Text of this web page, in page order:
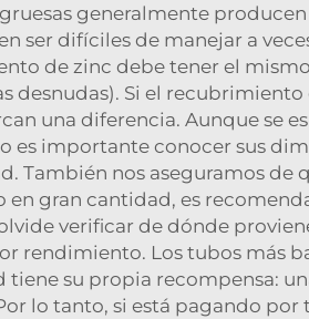
generalmente
ser difíciles de manejar a
de zinc debe tener el
desnudas). Si el
una diferencia. Aunque se
es importante conocer sus
También nos aseguramos de
gran cantidad, es
verificar de dónde
rendimiento. Los tubos más
su propia recompensa:
lo tanto, si está pagando por